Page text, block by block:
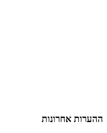
ההערות אחרונות